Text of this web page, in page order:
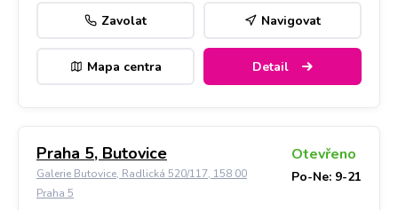
Zavolat Navigovat
Mapa centra Detail
Praha 5, Butovice
Galerie Butovice, Radlická 520/117, 158 00
Praha 5
Otevřeno
Po-Ne: 9-21